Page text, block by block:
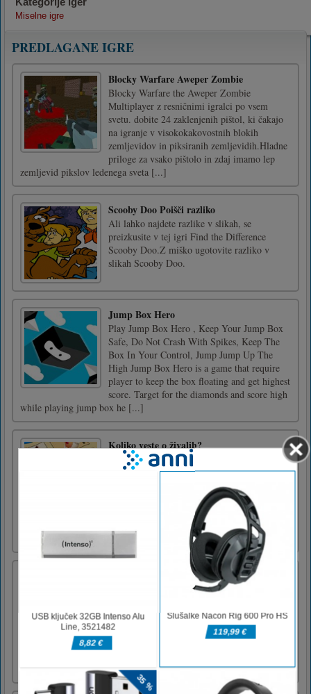
Miselne igre
PREDLAGANE IGRE
Blocky Warfare Aweper Zombie
Blocky Warfare the Aweper Zombie
Multiplayer z resničnimi igralci po vsem
svetu. dobite 24 zaklenjenih pištol, ki čakajo
na igranje v visokokakovostnih blokih
zemljevidov in piksiranih zemljevidih.Hladne
priloge za vsako pištolo in zdaj imamo lep
zemljevid pikslov ledenega sveta [...]
Scooby Doo Poišči razliko
Ali lahko najdete razlike v slikah, se
preizkusite v tej igri Find the Difference
Scooby Doo.Z miško ugotovite razliko v
slikah Scooby Doo.
Jump Box Hero
Play Jump Box Hero , Keep Your Jump Box
Safe, Do Not Crash With Spikes, Keep The
Box In Your Control, Jump Jump Up The
High Jump Box Hero is a game that require
player to keep the box floating and get highest
score. Target for the diamonds and score high
while playing jump box he [...]
Koliko veste o živalih?
Koliko veste o živalih? je izobraževalna
uganka z 2D risanimi živalmi. Če želite
okrasiti in popraviti svojo trenutno sobo,
morate najti pravi živalski mehurček in
odgovoriti na različna vprašanja. Če ste v
težavah, se lahko dotaknete namig ali osvežite
vprašanja. Veseli me, da b [...]
Lovec na orke noč čarovnic
Prihaja jata orkov. Varnost čarobnega
čarovnik; Uporabite svojo magijo, da
premagate orke in zaščitite svoje čarobno
kraljestvo. 36 stopenj za igranje! Uživajte!
izstrelite čarobno kroglo [...]